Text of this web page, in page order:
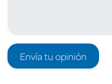
Envía tu opinión